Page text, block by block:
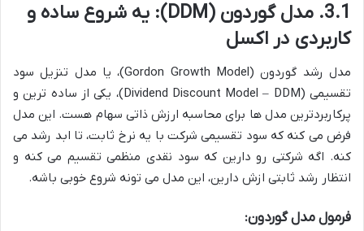
3.1. مدل گوردون (DDM): یه شروع ساده و
کاربردی در اکسل
مدل رشد گوردون (Gordon Growth Model)، یا مدل تنزیل سود
تقسیمی (Dividend Discount Model – DDM)، یکی از ساده ترین و
پرکاربردترین مدل ها برای محاسبه ارزش ذاتی سهام هست. این مدل
فرض می کنه که سود تقسیمی شرکت با یه نرخ ثابت، تا ابد رشد می
کنه. اگه شرکتی رو دارین که سود نقدی منظمی تقسیم می کنه و
انتظار رشد ثابتی ازش دارین، این مدل می تونه شروع خوبی باشه.
فرمول مدل گوردون: